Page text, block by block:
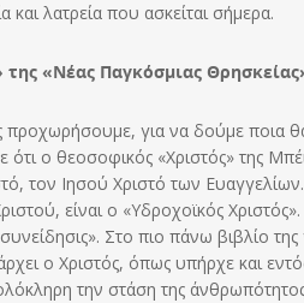
και λατρεία που ασκείται σήμερα.
της «Νέας Παγκόσμιας
για να δούμε ποια
ότι ο θεοσοφικός «Χριστός» της
τον Ιησού Χριστό των
είναι ο «Υδροχοϊκός
Στο πιο πάνω βιβλίο
ο Χριστός, όπως υπήρχε και
την στάση της